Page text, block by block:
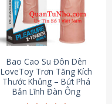
Bao Cao Su Đôn Dên
LoveToy Trơn Tăng Kích
Thước Khủng – Bứt Phá
Bản Lĩnh Đàn Ông